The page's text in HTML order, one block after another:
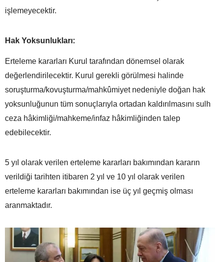
işlemeyecektir.
Hak Yoksunlukları:
Erteleme kararları Kurul tarafından dönemsel olarak
değerlendirilecektir. Kurul gerekli görülmesi halinde
soruşturma/kovuşturma/mahkûmiyet nedeniyle doğan hak
yoksunluğunun tüm sonuçlarıyla ortadan kaldırılmasını sulh
ceza hâkimliği/mahkeme/infaz hâkimliğinden talep
edebilecektir.
5 yıl olarak verilen erteleme kararları bakımından kararın
verildiği tarihten itibaren 2 yıl ve 10 yıl olarak verilen
erteleme kararları bakımından ise üç yıl geçmiş olması
aranmaktadır.